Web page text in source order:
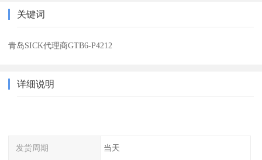
关键词
青岛SICK代理商GTB6-P4212
详细说明
发货周期 当天